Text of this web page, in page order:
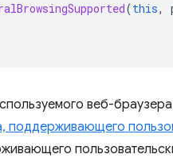
(this,
веб-
поддерживающего